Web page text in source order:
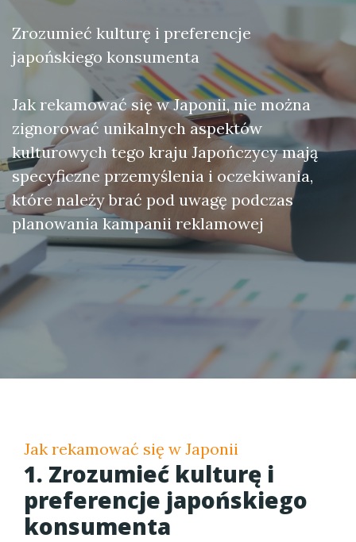
Zrozumieć kulturę i preferencje
japońskiego konsumenta
Jak rekamować się w Japonii, nie można
zignorować unikalnych aspektów
kulturowych tego kraju Japończycy mają
specyficzne przemyślenia i oczekiwania,
które należy brać pod uwagę podczas
planowania kampanii reklamowej
Jak rekamować się w Japonii
1. Zrozumieć kulturę i
preferencje japońskiego
konsumenta